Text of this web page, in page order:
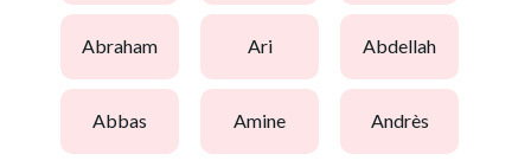
abraham ari abdellah
abbas amine andrès